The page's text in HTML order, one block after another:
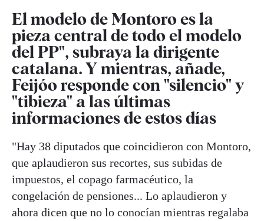
El modelo de Montoro es la
pieza central de todo el modelo
del PP", subraya la dirigente
catalana. Y mientras, añade,
Feijóo responde con "silencio" y
"tibieza" a las últimas
informaciones de estos días
"Hay 38 diputados que coincidieron con Montoro,
que aplaudieron sus recortes, sus subidas de
impuestos, el copago farmacéutico, la
congelación de pensiones... Lo aplaudieron y
ahora dicen que no lo conocían mientras regalaba